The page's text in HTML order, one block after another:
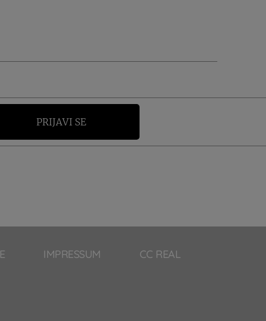
PRIJAVI SE
IMPRESSUM CC REAL